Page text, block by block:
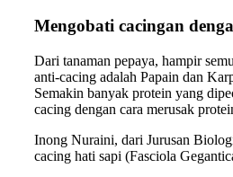
Mengobati cacingan
Dari tanaman pepaya, hampir
anti-cacing adalah Papain dan
Semakin banyak protein yang
cacing dengan cara merusak
Inong Nuraini, dari Jurusan
cacing hati sapi (Fasciola